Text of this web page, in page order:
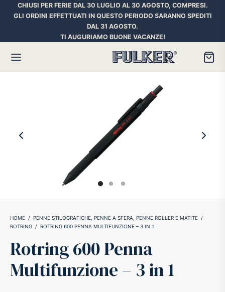
CHIUSI PER FERIE DAL 30 LUGLIO AL 30 AGOSTO, COMPRESI.
GLI ORDINI EFFETTUATI IN QUESTO PERIODO SARANNO SPEDITI
DAL 31 AGOSTO.
TI AUGURIAMO BUONE VACANZE!
HOME / PENNE STILOGRAFICHE, PENNE A SFERA, PENNE ROLLER E MATITE /
ROTRING / ROTRING 600 PENNA MULTIFUNZIONE – 3 IN 1
Rotring 600 Penna
Multifunzione – 3 in 1
SPACE PEN
Matic
PENNE
E INCHIOSTRI
Penne Stilografiche
Penne Roller